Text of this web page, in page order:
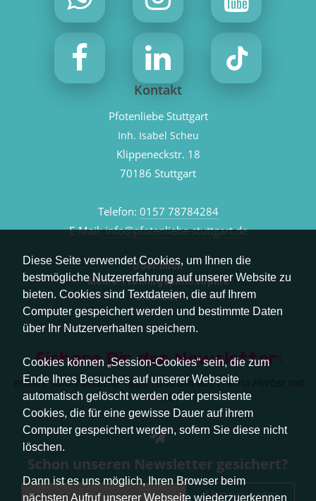
Diese Seite verwendet Cookies, um Ihnen die
bestmögliche Nutzererfahrung auf unserer Website zu
bieten. Cookies sind Textdateien, die auf Ihrem
Computer gespeichert werden und bestimmte Daten
über Ihr Nutzerverhalten speichern.
Cookies können „Session-Cookies“ sein, die zum
Ende Ihres Besuches auf unserer Webseite
automatisch gelöscht werden oder persistente
Cookies, die für eine gewisse Dauer auf ihrem
Computer gespeichert werden, sofern Sie diese nicht
löschen.
Dann ist es uns möglich, Ihren Browser beim
nächsten Aufruf unserer Webseite wiederzuerkennen
Kontakt
Pfotenliebe Stuttgart
Inh. Isabel Scheu
Klippeneckstr. 18
70186 Stuttgart
Telefon: 0157 78784284
E-Mail:info@pfotenliebe-stuttgart.de
Über mich
Meine Trainingsphilosophie
Kontakt
Sichere Dir den Newsletter:
erhalte sofort aktuelle Tipps rund um das Thema Herbst mit
Hund.
Schon unseren Newsletter gesichert?
Abonnieren